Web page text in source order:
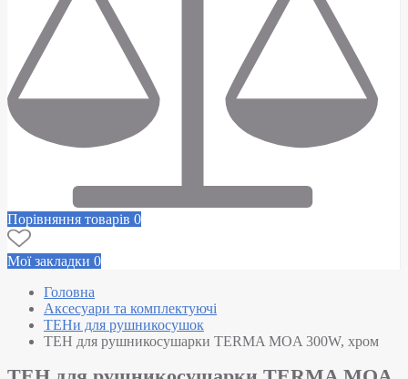
Порівняння товарів 0
Мої закладки 0
Головна
Аксесуари та комплектуючі
ТЕНи для рушникосушок
ТЕН для рушникосушарки TERMA MOA 300W, хром